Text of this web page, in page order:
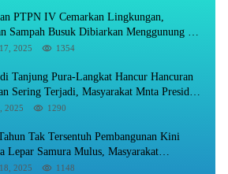
PTPN IV Cemarkan Lingkungan,
Sampah Busuk Dibiarkan Menggunung Di
Karyawan.
2025 1354
Tanjung Pura-Langkat Hancur Hancuran
Sering Terjadi, Masyarakat Mnta Presiden
Perhatian.
2025 1290
Tak Tersentuh Pembangunan Kini
Lepar Samura Mulus, Masyarakat
Terimakasih Ke Bupati Karo
2025 1148